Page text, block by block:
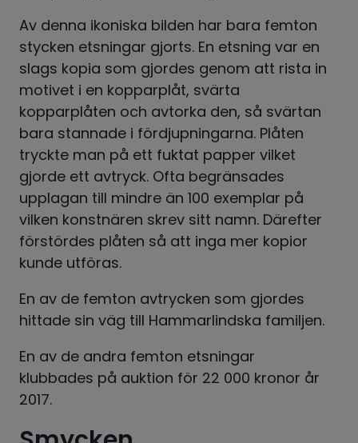
Av denna ikoniska bilden har bara femton
stycken etsningar gjorts. En etsning var en
slags kopia som gjordes genom att rista in
motivet i en kopparplåt, svärta
kopparplåten och avtorka den, så svärtan
bara stannade i fördjupningarna. Plåten
tryckte man på ett fuktat papper vilket
gjorde ett avtryck. Ofta begränsades
upplagan till mindre än 100 exemplar på
vilken konstnären skrev sitt namn. Därefter
förstördes plåten så att inga mer kopior
kunde utföras.
En av de femton avtrycken som gjordes
hittade sin väg till Hammarlindska familjen.
En av de andra femton etsningar
klubbades på auktion för 22 000 kronor år
2017.